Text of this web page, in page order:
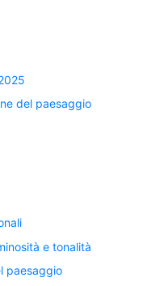
del paesaggio
e tonalità
paesaggio